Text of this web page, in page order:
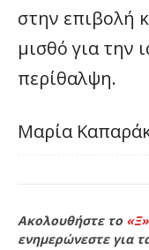
στην επιβολή
μισθό για την
περίθαλψη.
Μαρία
Ακολουθήστε το
ενημερώνεστε για